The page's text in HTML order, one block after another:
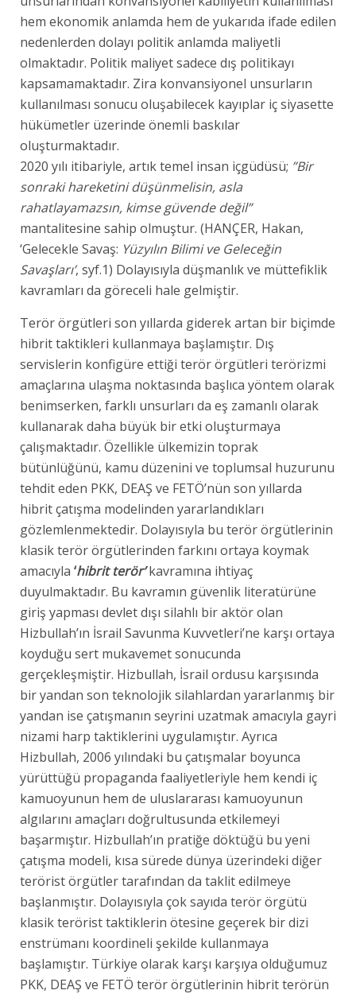
hem ekonomik anlamda hem de yukarıda ifade edilen
nedenlerden dolayı politik anlamda maliyetli
olmaktadır. Politik maliyet sadece dış politikayı
kapsamamaktadır. Zira konvansiyonel unsurların
kullanılması sonucu oluşabilecek kayıplar iç siyasette
hükümetler üzerinde önemli baskılar
oluşturmaktadır.
2020 yılı itibariyle, artık temel insan içgüdüsü; ”Bir
sonraki hareketini düşünmelisin, asla
rahatlayamazsın, kimse güvende değil”
mantalitesine sahip olmuştur. (HANÇER, Hakan,
‘Gelecekle Savaş: Yüzyılın Bilimi ve Geleceğin
Savaşları’, syf.1) Dolayısıyla düşmanlık ve müttefiklik
kavramları da göreceli hale gelmiştir.
Terör örgütleri son yıllarda giderek artan bir biçimde
hibrit taktikleri kullanmaya başlamıştır. Dış
servislerin konfigüre ettiği terör örgütleri terörizmi
amaçlarına ulaşma noktasında başlıca yöntem olarak
benimserken, farklı unsurları da eş zamanlı olarak
kullanarak daha büyük bir etki oluşturmaya
çalışmaktadır. Özellikle ülkemizin toprak
bütünlüğünü, kamu düzenini ve toplumsal huzurunu
tehdit eden PKK, DEAŞ ve FETÖ’nün son yıllarda
hibrit çatışma modelinden yararlandıkları
gözlemlenmektedir. Dolayısıyla bu terör örgütlerinin
klasik terör örgütlerinden farkını ortaya koymak
amacıyla ‘hibrit terör’kavramına ihtiyaç
duyulmaktadır. Bu kavramın güvenlik literatürüne
giriş yapması devlet dışı silahlı bir aktör olan
Hizbullah’ın İsrail Savunma Kuvvetleri’ne karşı ortaya
koyduğu sert mukavemet sonucunda
gerçekleşmiştir. Hizbullah, İsrail ordusu karşısında
bir yandan son teknolojik silahlardan yararlanmış bir
yandan ise çatışmanın seyrini uzatmak amacıyla gayri
nizami harp taktiklerini uygulamıştır. Ayrıca
Hizbullah, 2006 yılındaki bu çatışmalar boyunca
yürüttüğü propaganda faaliyetleriyle hem kendi iç
kamuoyunun hem de uluslararası kamuoyunun
algılarını amaçları doğrultusunda etkilemeyi
başarmıştır. Hizbullah’ın pratiğe döktüğü bu yeni
çatışma modeli, kısa sürede dünya üzerindeki diğer
terörist örgütler tarafından da taklit edilmeye
başlanmıştır. Dolayısıyla çok sayıda terör örgütü
klasik terörist taktiklerin ötesine geçerek bir dizi
enstrümanı koordineli şekilde kullanmaya
başlamıştır. Türkiye olarak karşı karşıya olduğumuz
PKK, DEAŞ ve FETÖ terör örgütlerinin hibrit terörün